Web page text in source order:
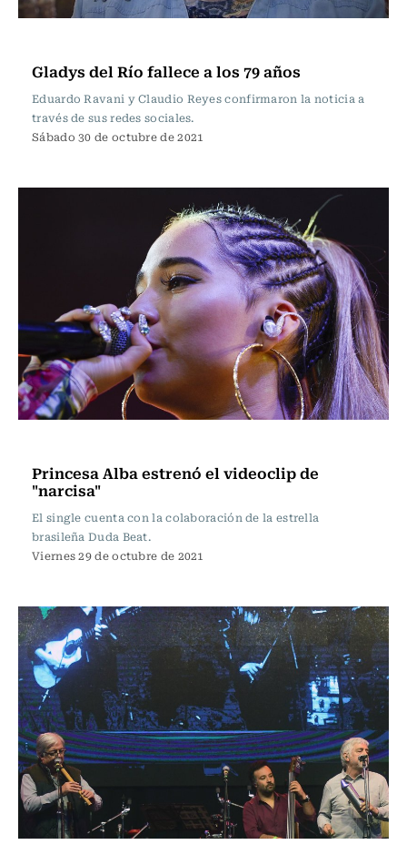
Gladys del Río fallece a los 79 años
Eduardo Ravani y Claudio Reyes confirmaron la noticia a
través de sus redes sociales.
Sábado 30 de octubre de 2021
Princesa Alba estrenó el videoclip de
"narcisa"
El single cuenta con la colaboración de la estrella
brasileña Duda Beat.
Viernes 29 de octubre de 2021